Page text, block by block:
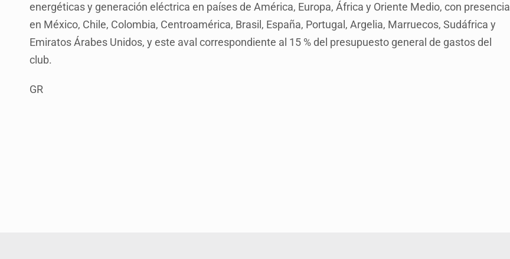
energéticas y generación eléctrica en países de América, Europa, África y Oriente Medio, con presencia
en México, Chile, Colombia, Centroamérica, Brasil, España, Portugal, Argelia, Marruecos, Sudáfrica y
Emiratos Árabes Unidos, y este aval correspondiente al 15 % del presupuesto general de gastos del
club.
GR